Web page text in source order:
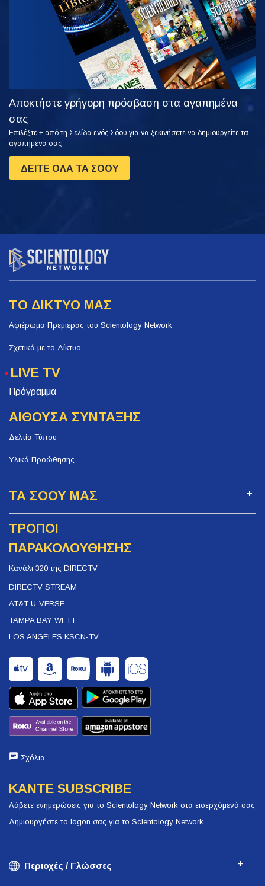
Αποκτήστε γρήγορη πρόσβαση στα αγαπημένα
σας
Επιλέξτε + από τη Σελίδα ενός Σόου για να ξεκινήσετε να δημιουργείτε τα
αγαπημένα σας
ΔΕΙΤΕ ΟΛΑ ΤΑ ΣΟΟΥ
ΤΟ ΔΙΚΤΥΟ ΜΑΣ
Αφιέρωμα Πρεμιέρας του Scientology Network
Σχετικά με το Δίκτυο
LIVE TV
Πρόγραμμα
ΑΙΘΟΥΣΑ ΣΥΝΤΑΞΗΣ
Δελτία Τύπου
Υλικά Προώθησης
ΤΑ ΣΟΟΥ ΜΑΣ
ΤΡΟΠΟΙ
ΠΑΡΑΚΟΛΟΥΘΗΣΗΣ
Κανάλι 320 της DIRECTV
DIRECTV STREAM
AT&T U-VERSE
TAMPA BAY WFTT
LOS ANGELES KSCN-TV
Σχόλια
ΚΑΝΤΕ SUBSCRIBE
Λάβετε ενημερώσεις για το Scientology Network στα εισερχόμενά σας
Δημιουργήστε το logon σας για το Scientology Network
Περιοχές / Γλώσσες